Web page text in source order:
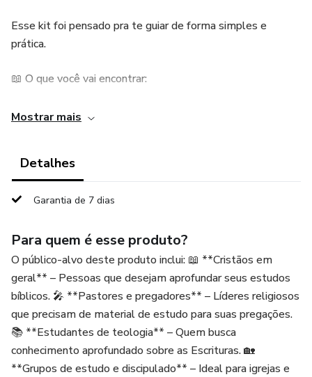
Esse kit foi pensado pra te guiar de forma simples e
prática.
📖 O que você vai encontrar:
Explicações claras dos textos bíblicos
Direcionamento para aplicar os ensinamentos
Sem linguagem complicada. Sem confusão.
🎯 O que você vai desenvolver:
✔ Mais entendimento das Escrituras
✔ Mais segurança na leitura bíblica
Mostrar mais
Detalhes
Garantia de 7 dias
Para quem é esse produto?
O público-alvo deste produto inclui: 📖 **Cristãos em
geral** – Pessoas que desejam aprofundar seus estudos
bíblicos. 🎤 **Pastores e pregadores** – Líderes religiosos
que precisam de material de estudo para suas pregações.
📚 **Estudantes de teologia** – Quem busca
conhecimento aprofundado sobre as Escrituras. 🏡
**Grupos de estudo e discipulado** – Ideal para igrejas e